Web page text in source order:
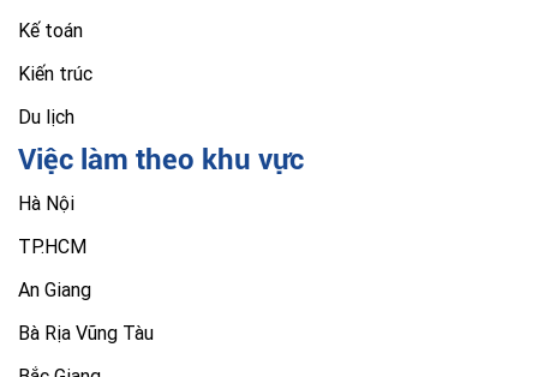
Kế toán
Kiến trúc
Du lịch
Việc làm theo khu vực
Hà Nội
TP.HCM
An Giang
Bà Rịa Vũng Tàu